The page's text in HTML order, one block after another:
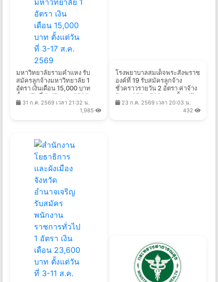
มหาวิทยาลัยรามคำแหง รับ
สมัครลูกจ้างมหาวิทยาลัย 1
อัตรา เงินเดือน 15,000 บาท
ตั้งแต่วันที่ 3-17 ส.ค. 2569
31 ก.ค. 2569 เวลา 21:32 น.
1,985
โรงพยาบาลสมเด็จพระสังฆราช
องค์ที่ 19 รับสมัครลูกจ้าง
ชั่วคราวรายวัน 2 อัตรา ค่าจ้าง
วันละ 352 - 520 บาท ตั้งแต่วัน
ที่ 3 - 11 ส.ค. 2569
23 ก.ค. 2569 เวลา 20:03 น.
432